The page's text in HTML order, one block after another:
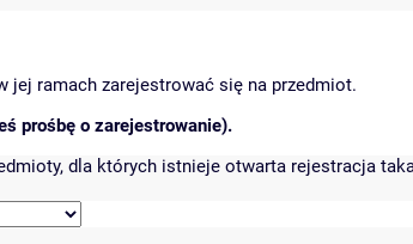
jej ramach zarejestrować się na przedmiot.
prośbę o zarejestrowanie).
dla których istnieje otwarta rejestracja